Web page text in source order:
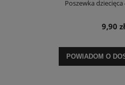
Poszewka dziecięca
9,90 zł
POWIADOM O